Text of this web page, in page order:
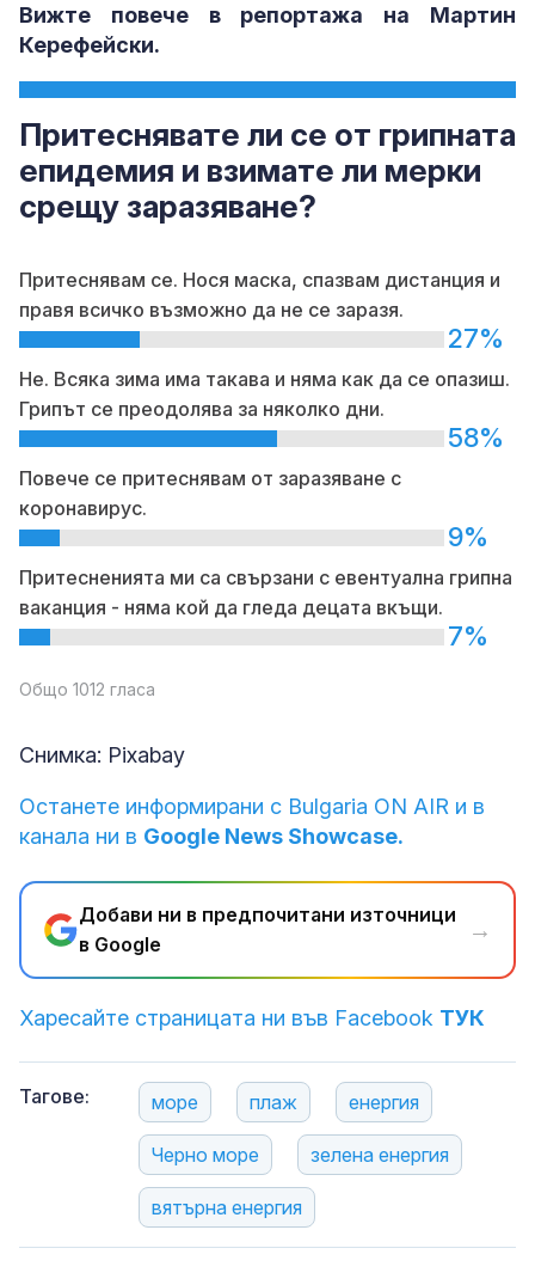
Вижте повече в репортажа на Мартин
Керефейски.
Притеснявате ли се от грипната
епидемия и взимате ли мерки
срещу заразяване?
Притеснявам се. Нося маска, спазвам дистанция и
правя всичко възможно да не се заразя.
27%
Не. Всяка зима има такава и няма как да се опазиш.
Грипът се преодолява за няколко дни.
58%
Повече се притеснявам от заразяване с
коронавирус.
9%
Притесненията ми са свързани с евентуална грипна
ваканция - няма кой да гледа децата вкъщи.
7%
Общо 1012 гласа
Снимка: Pixabay
Останете информирани с Bulgaria ON AIR и в
канала ни в Google News Showcase.
Добави ни в предпочитани източници
в Google
→
Харесайте страницата ни във Facebook ТУК
Тагове: море плаж енергия
Черно море зелена енергия
вятърна енергия